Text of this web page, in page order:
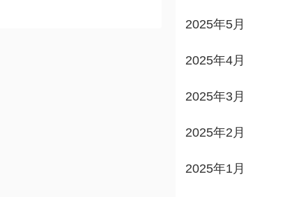
2025年5月
2025年4月
2025年3月
2025年2月
2025年1月